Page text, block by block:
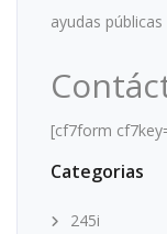
ayudas públicas
[cf7form
Categorias
245i